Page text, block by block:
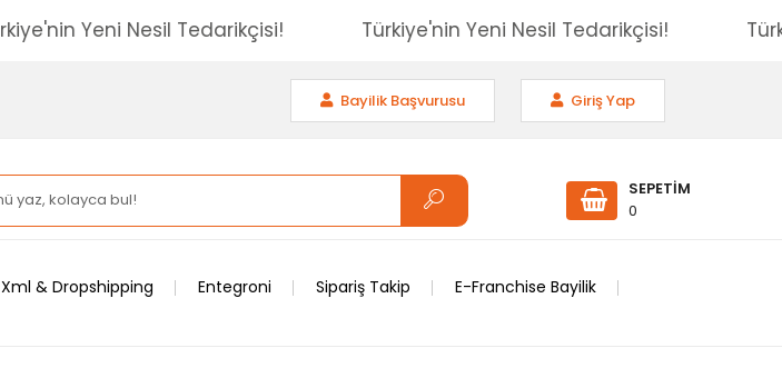
Türkiye'nin Yeni Nesil Tedarikçisi! Türkiye'nin Yeni Nesil Tedarikçisi!
Giriş Yap
Bayilik Başvurusu
SEPETİM
0
Xml & Dropshipping Entegroni Sipariş Takip E-Franchise Bayilik